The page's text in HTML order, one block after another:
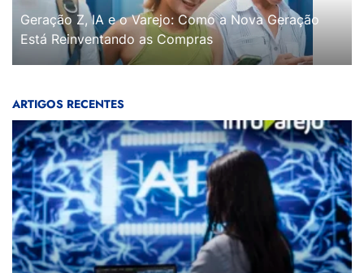
Geração Z, IA e o Varejo: Como a Nova Geração
Está Reinventando as Compras
ARTIGOS RECENTES